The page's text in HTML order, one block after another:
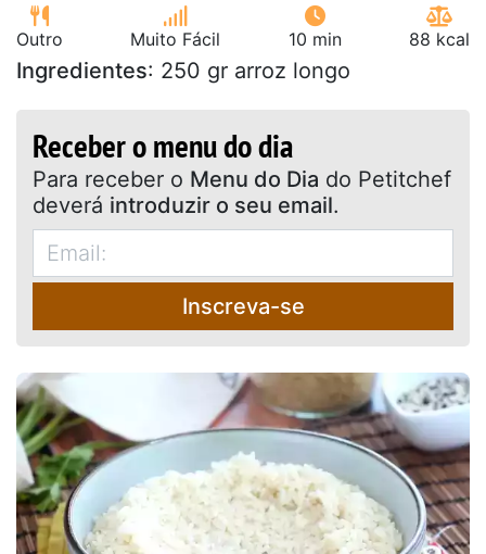
Outro Muito Fácil 10 min 88 kcal
Ingredientes: 250 gr arroz longo
Receber o menu do dia
Para receber o Menu do Dia do Petitchef
deverá introduzir o seu email.
Inscreva-se